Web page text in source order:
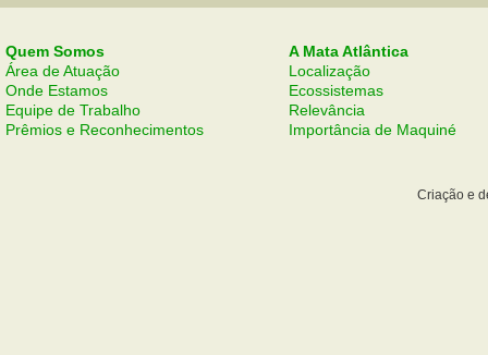
Quem Somos
Área de Atuação
Onde Estamos
Equipe de Trabalho
Prêmios e Reconhecimentos
A Mata Atlântica
Localização
Ecossistemas
Relevância
Importância de Maquiné
Criação e